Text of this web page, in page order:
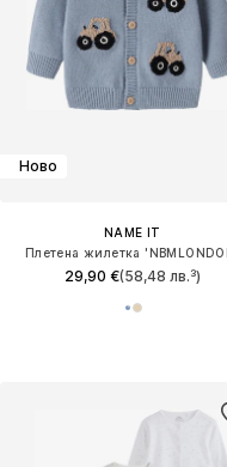
Ново
NAME IT
Плетена жилетка
29,90 €(58,48 лв.³)